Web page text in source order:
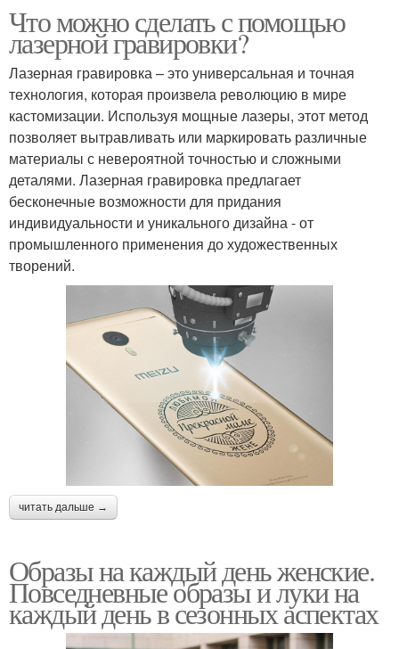
Что можно сделать с помощью
лазерной гравировки?
Лазерная гравировка – это универсальная и точная
технология, которая произвела революцию в мире
кастомизации. Используя мощные лазеры, этот метод
позволяет вытравливать или маркировать различные
материалы с невероятной точностью и сложными
деталями. Лазерная гравировка предлагает
бесконечные возможности для придания
индивидуальности и уникального дизайна - от
промышленного применения до художественных
творений.
читать дальше →
Образы на каждый день женские.
Повседневные образы и луки на
каждый день в сезонных аспектах